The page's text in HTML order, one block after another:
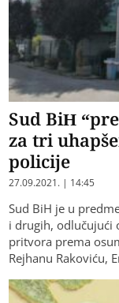
Sud BiH
za tri
policije
27.09.2021. | 14:45
Sud BiH je u
i drugih, odlučujući
pritvora prema
Rejhanu Rakoviću,